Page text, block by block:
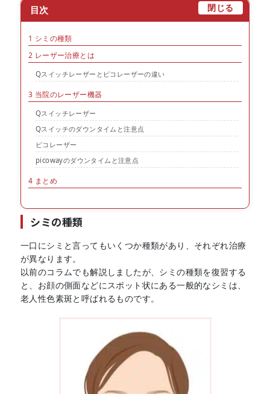
目次 [ 閉じる ]
1 シミの種類
2 レーザー治療とは
Qスイッチレーザーとピコレーザーの違い
3 当院のレーザー機器
Qスイッチレーザー
Qスイッチのダウンタイムと注意点
ピコレーザー
picowayのダウンタイムと注意点
4 まとめ
シミの種類
一口にシミと言ってもいくつか種類があり、それぞれ治療
が異なります。
以前のコラムでも解説しましたが、シミの種類を復習する
と、お顔の側面などにスポット状にある一般的なシミは、
老人性色素斑と呼ばれるものです。